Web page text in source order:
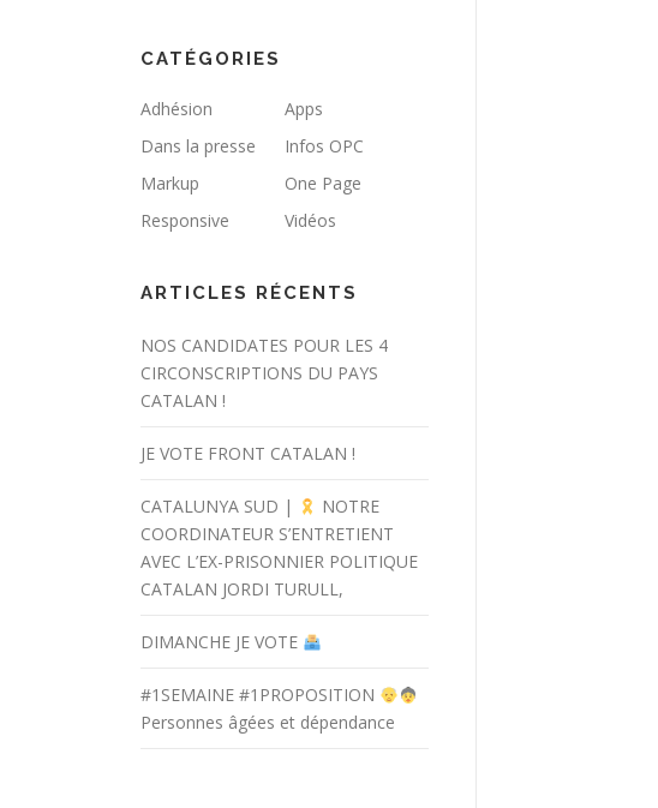
CATÉGORIES
Adhésion
Apps
Dans la presse
Infos OPC
Markup
One Page
Responsive
Vidéos
ARTICLES RÉCENTS
NOS CANDIDATES POUR LES 4
CIRCONSCRIPTIONS DU PAYS
CATALAN !
JE VOTE FRONT CATALAN !
CATALUNYA SUD |
NOTRE
COORDINATEUR S’ENTRETIENT
AVEC L’EX-PRISONNIER POLITIQUE
CATALAN JORDI TURULL,
DIMANCHE JE VOTE
#1SEMAINE #1PROPOSITION
Personnes âgées et dépendance